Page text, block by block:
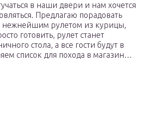
в наши двери и нам хочется
Предлагаю порадовать
рулетом из курицы,
готовить, рулет станет
стола, а все гости будут в
список для похода в магазин…